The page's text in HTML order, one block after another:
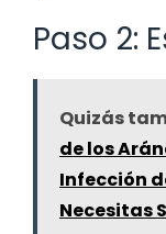
Paso 2:
Quizás
de los
Infección
Necesitas